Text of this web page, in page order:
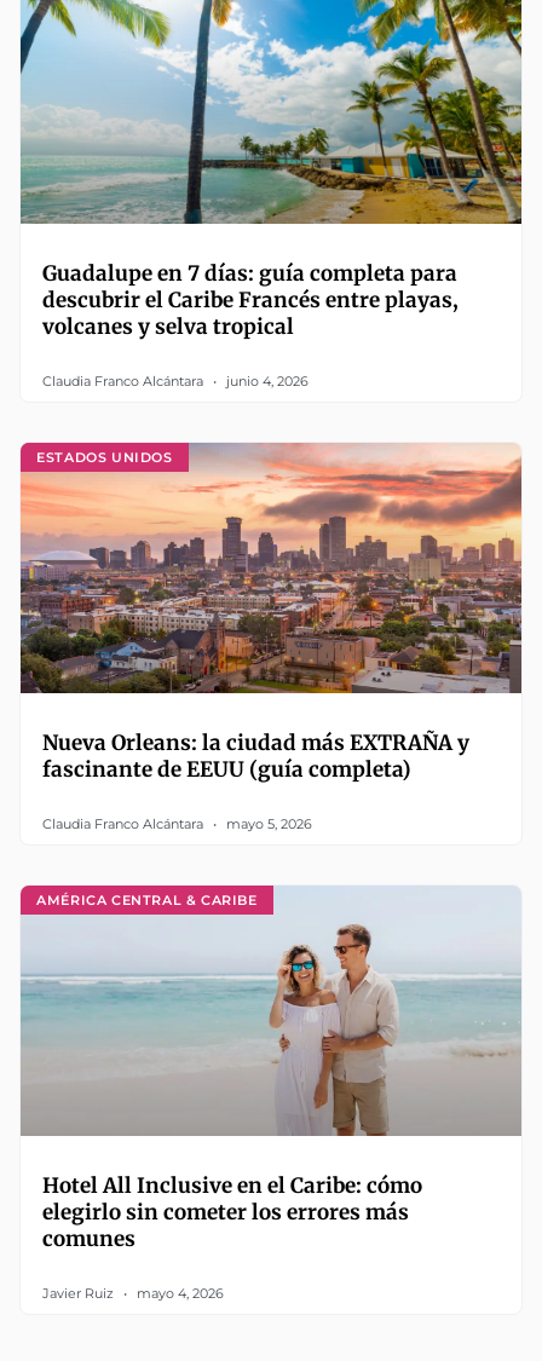
Guadalupe en 7 días: guía completa para
descubrir el Caribe Francés entre playas,
volcanes y selva tropical
Claudia Franco Alcántara junio 4, 2026
ESTADOS UNIDOS
Nueva Orleans: la ciudad más EXTRAÑA y
fascinante de EEUU (guía completa)
Claudia Franco Alcántara mayo 5, 2026
AMÉRICA CENTRAL & CARIBE
Hotel All Inclusive en el Caribe: cómo
elegirlo sin cometer los errores más
comunes
Javier Ruiz mayo 4, 2026